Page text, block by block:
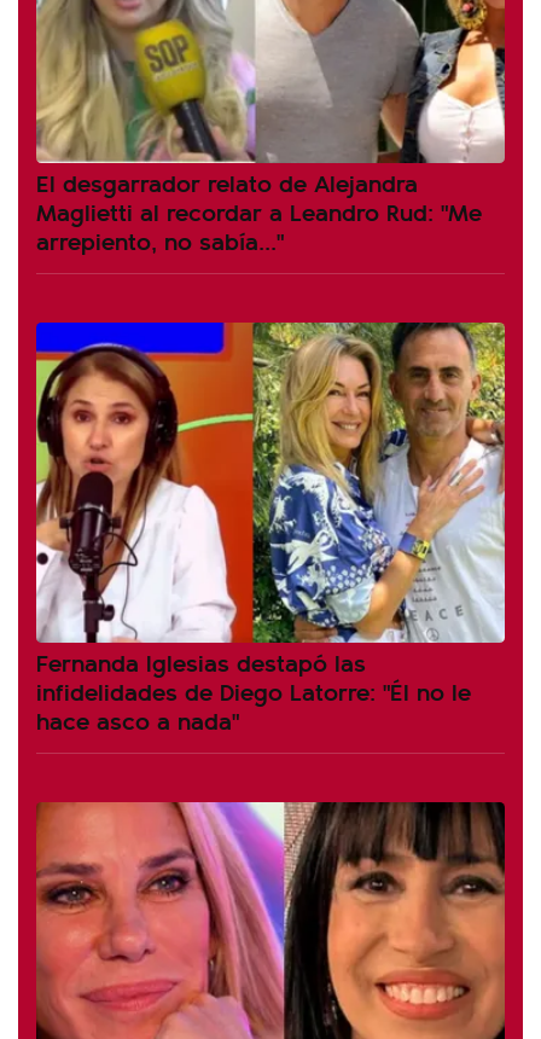
El desgarrador relato de Alejandra
Maglietti al recordar a Leandro Rud: "Me
arrepiento, no sabía..."
Fernanda Iglesias destapó las
infidelidades de Diego Latorre: "Él no le
hace asco a nada"